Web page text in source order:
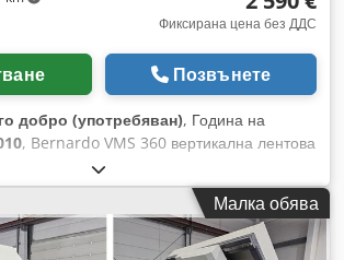
Фиксирана цена без ДДС
Позвънете
добро (употребяван), Година на
, Bernardo VMS 360 вертикална лентова
състояние, използвана като учебна
часове. Вертикалните лентови
VMS са подходящи за рязане на почти
(напр. стомана, пластмаса,
Малка обява